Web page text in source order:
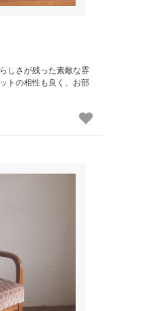
しさが残った素敵な雰
トの相性も良く、お部